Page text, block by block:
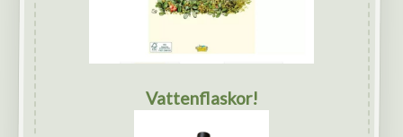
Vattenflaskor!